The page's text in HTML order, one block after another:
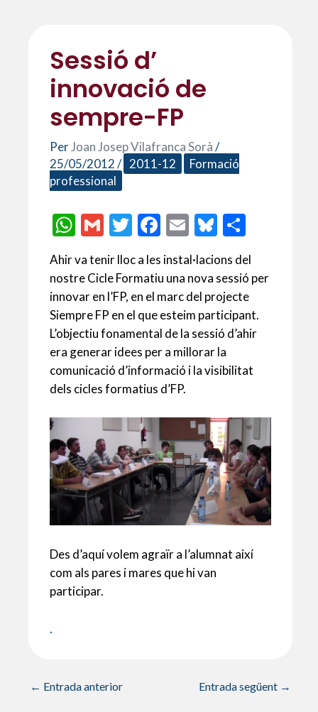
Sessió d’
innovació de
sempre-FP
PerJoan Josep Vilafranca Sorà/
25/05/2012/ 2011-12
Formació
professional
W
at
s
A
p
p
G
ai
l
T
itt
er
F
e
b
o
o
k
E
ai
l
Bl
es
ky
m
p
ar
te
ix
Ahir va tenir lloc a les instal·lacions del
nostre Cicle Formatiu una nova sessió per
innovar en l’FP, en el marc del projecte
Siempre FP en el que esteim participant.
L’objectiu fonamental de la sessió d’ahir
era generar idees per a millorar la
comunicació d’informació i la visibilitat
dels cicles formatius d’FP.
Des d’aquí volem agraïr a l’alumnat així
com als pares i mares que hi van
participar.
.
← Entrada anterior Entrada següent →